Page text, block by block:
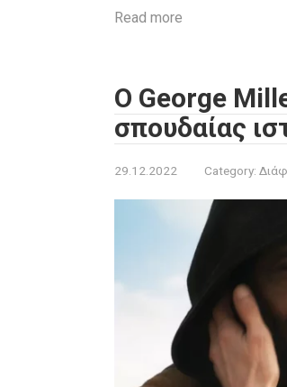
Read more
Ο George
σπουδαίας
29.12.2022 Category: